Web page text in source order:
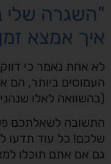
שלי
אמצא זמן
אחת נאמר כי דווקא
ביותר, הם אלו
לאלו שנהנים
לשאלתכם פשוטה
כל עוד תדעו
אם אתם תוכלו